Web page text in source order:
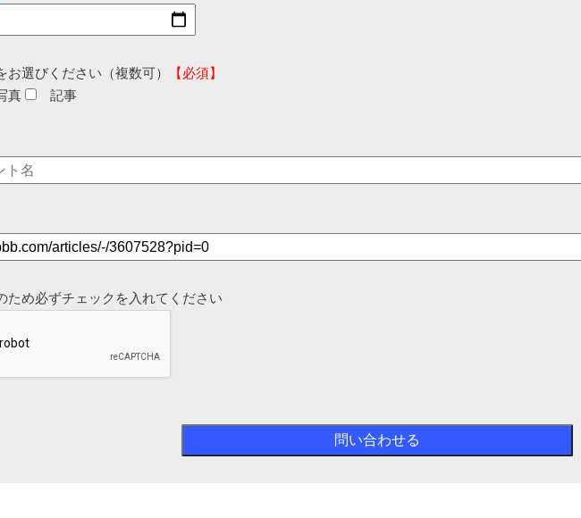
お選びください（複数可）
【必須】
真 記事
ため必ずチェックを入れてください